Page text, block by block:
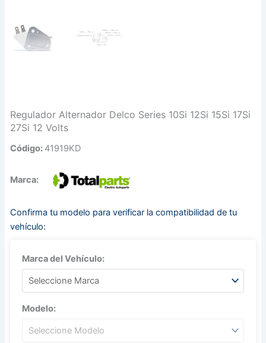
Regulador Alternador Delco Series 10Si 12Si 15Si 17Si
27Si 12 Volts
Código: 41919KD
Marca:
Confirma tu modelo para verificar la compatibilidad de tu
vehículo:
Marca del Vehículo:
Modelo: